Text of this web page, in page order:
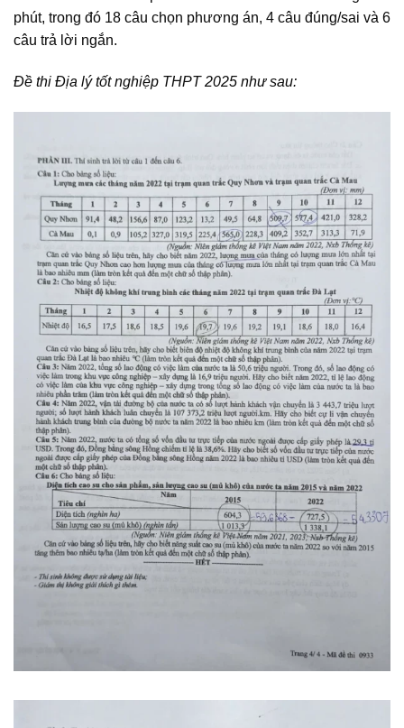
phút, trong đó 18 câu chọn phương án, 4 câu đúng/sai và 6
câu trả lời ngắn.
Đề thi Địa lý tốt nghiệp THPT 2025 như sau: